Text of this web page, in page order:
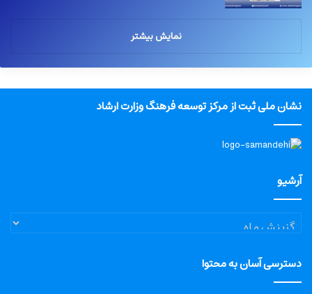
نمایش بیشتر
نشان ملی ثبت از مرکز توسعه فرهنگ وزارت ارشاد
آرشیو
آرشیو
دسترسی آسان به محتوا